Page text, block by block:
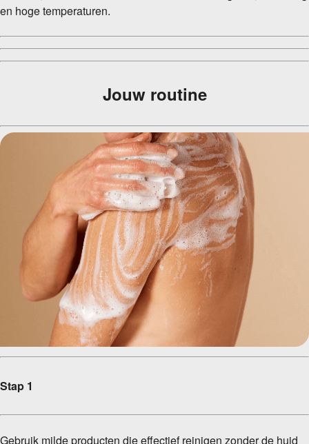
en hoge temperaturen.
Jouw routine
Stap 1
Gebruik milde producten die effectief reinigen zonder de huid